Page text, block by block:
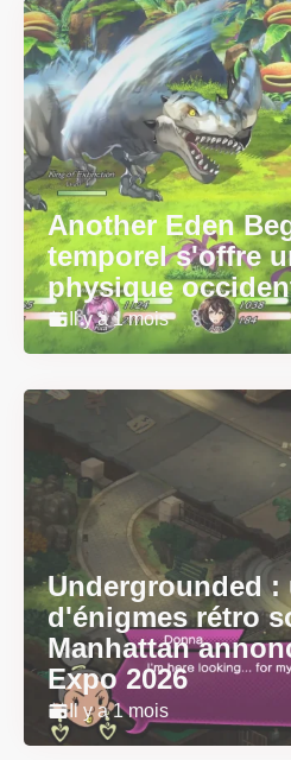
Another Eden
temporel s'offre
physique
Il y a 1 mois
Undergrounded :
d'énigmes rétro
Manhattan
Expo 2026
Il y a 1 mois